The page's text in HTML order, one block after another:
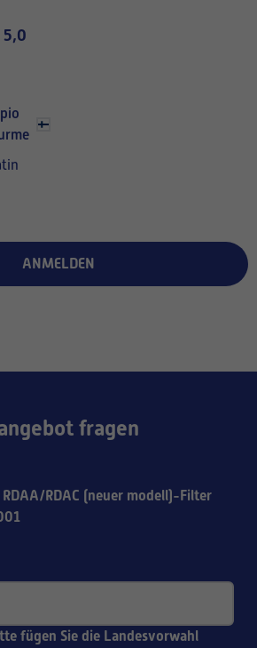
5,0
ANMELDEN
fragen
RDAC (neuer modell)-Filter
fügen Sie die Landesvorwahl